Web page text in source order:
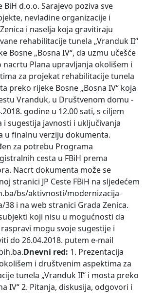
BiH d.o.o. Sarajevo poziva sve
nevladine organizacije i
i naselja koja gravitiraju
rehabilitacije tunela „Vranduk II“
Bosne „Bosna IV“, da uzmu učešće
nacrtu Plana upravljanja okolišem i
za projekat rehabilitacije tunela
preko rijeke Bosne „Bosna IV“ koja
Vranduk, u Društvenom domu -
godine u 12.00 sati, s ciljem
i sugestija javnosti i uključivanja
u finalnu verziju dokumenta.
za potrebu Programa
cesta u FBiH prema
Nacrt dokumenta može se
stranici JP Ceste FBiH na sljedećem
bs/aktivnosti/modernizacija-
i na web stranici Grada Zenica.
koji nisu u mogućnosti da
mogu svoje sugestije i
do 26.04.2018. putem e-mail
Dnevni red: 1. Prezentacija
i društvenim aspektima za
tunela „Vranduk II“ i mosta preko
IV“ 2. Pitanja, diskusija, odgovori i